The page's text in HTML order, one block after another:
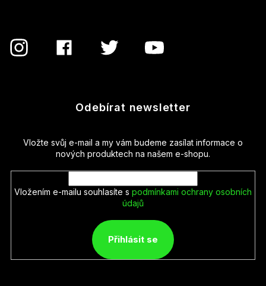
Odebírat newsletter
Vložte svůj e-mail a my vám budeme zasílat informace o
nových produktech na našem e-shopu.
Vložením e-mailu souhlasíte s podmínkami ochrany osobních
údajů
Přihlásit se